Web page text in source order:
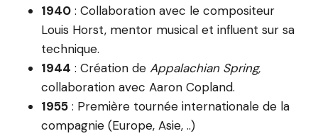
1940 : Collaboration avec le compositeur
Louis Horst, mentor musical et influent sur sa
technique.
1944 : Création de Appalachian Spring,
collaboration avec Aaron Copland.
1955 : Première tournée internationale de la
compagnie (Europe, Asie, ..)